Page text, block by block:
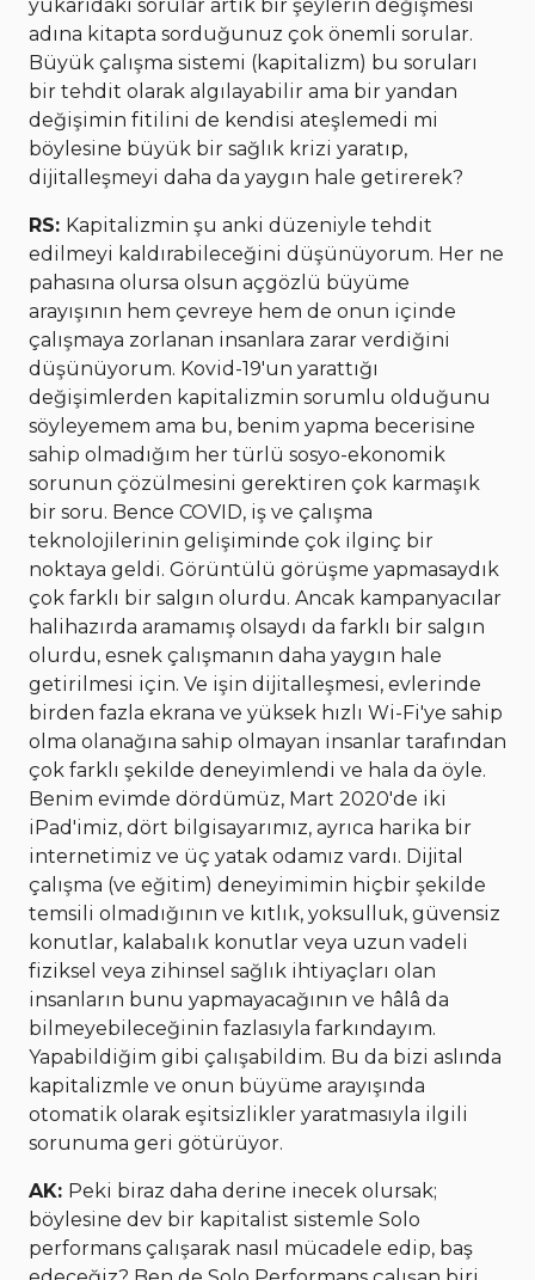
yukarıdaki sorular artık bir şeylerin değişmesi
adına kitapta sorduğunuz çok önemli sorular.
Büyük çalışma sistemi (kapitalizm) bu soruları
bir tehdit olarak algılayabilir ama bir yandan
değişimin fitilini de kendisi ateşlemedi mi
böylesine büyük bir sağlık krizi yaratıp,
dijitalleşmeyi daha da yaygın hale getirerek?
RS: Kapitalizmin şu anki düzeniyle tehdit
edilmeyi kaldırabileceğini düşünüyorum. Her ne
pahasına olursa olsun açgözlü büyüme
arayışının hem çevreye hem de onun içinde
çalışmaya zorlanan insanlara zarar verdiğini
düşünüyorum. Kovid-19'un yarattığı
değişimlerden kapitalizmin sorumlu olduğunu
söyleyemem ama bu, benim yapma becerisine
sahip olmadığım her türlü sosyo-ekonomik
sorunun çözülmesini gerektiren çok karmaşık
bir soru. Bence COVID, iş ve çalışma
teknolojilerinin gelişiminde çok ilginç bir
noktaya geldi. Görüntülü görüşme yapmasaydık
çok farklı bir salgın olurdu. Ancak kampanyacılar
halihazırda aramamış olsaydı da farklı bir salgın
olurdu, esnek çalışmanın daha yaygın hale
getirilmesi için. Ve işin dijitalleşmesi, evlerinde
birden fazla ekrana ve yüksek hızlı Wi-Fi'ye sahip
olma olanağına sahip olmayan insanlar tarafından
çok farklı şekilde deneyimlendi ve hala da öyle.
Benim evimde dördümüz, Mart 2020'de iki
iPad'imiz, dört bilgisayarımız, ayrıca harika bir
internetimiz ve üç yatak odamız vardı. Dijital
çalışma (ve eğitim) deneyimimin hiçbir şekilde
temsili olmadığının ve kıtlık, yoksulluk, güvensiz
konutlar, kalabalık konutlar veya uzun vadeli
fiziksel veya zihinsel sağlık ihtiyaçları olan
insanların bunu yapmayacağının ve hâlâ da
bilmeyebileceğinin fazlasıyla farkındayım.
Yapabildiğim gibi çalışabildim. Bu da bizi aslında
kapitalizmle ve onun büyüme arayışında
otomatik olarak eşitsizlikler yaratmasıyla ilgili
sorunuma geri götürüyor.
AK: Peki biraz daha derine inecek olursak;
böylesine dev bir kapitalist sistemle Solo
performans çalışarak nasıl mücadele edip, baş